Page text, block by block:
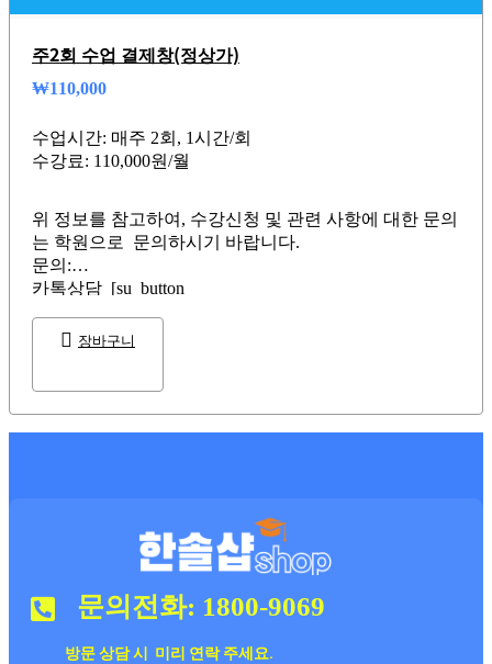
주2회 수업 결제창(정상가)
₩110,000
수업시간: 매주 2회, 1시간/회
수강료: 110,000원/월
위 정보를 참고하여, 수강신청 및 관련 사항에 대한 문의
는 학원으로 문의하시기 바랍니다.
문의:
카톡상담 [su_button
장바구니
문의전화: 1800-9069
방문 상담 시 미리 연락 주세요.